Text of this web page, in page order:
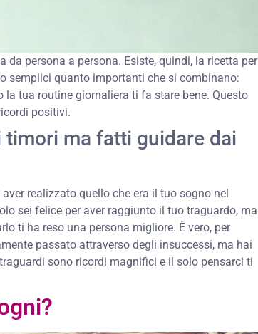
da persona a persona. Esiste, quindi, la ricetta per
semplici quanto importanti che si combinano:
tua routine giornaliera ti fa stare bene. Questo
positivi.
ma fatti guidare dai
realizzato quello che era il tuo sogno nel
sei felice per aver raggiunto il tuo traguardo, ma
ti ha reso una persona migliore. È vero, per
passato attraverso degli insuccessi, ma hai
sono ricordi magnifici e il solo pensarci ti